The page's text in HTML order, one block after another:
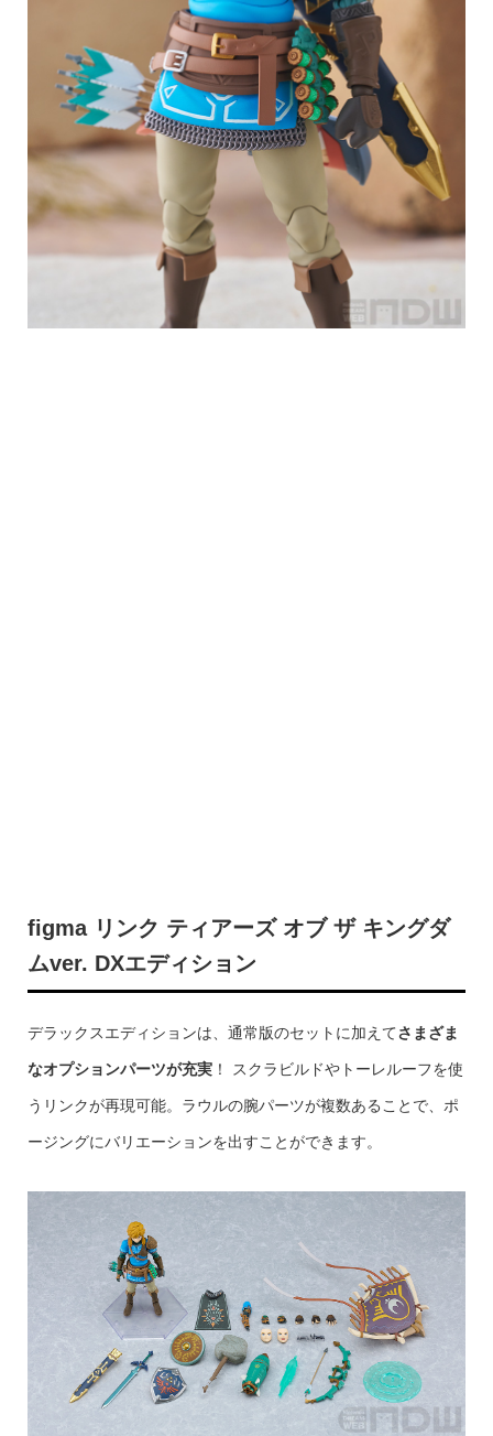
figma リンク ティアーズ オブ ザ キングダ
ムver. DXエディション
デラックスエディションは、通常版のセットに加えてさまざま
なオプションパーツが充実！ スクラビルドやトーレルーフを使
うリンクが再現可能。ラウルの腕パーツが複数あることで、ポ
ージングにバリエーションを出すことができます。